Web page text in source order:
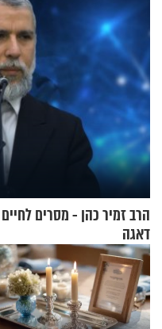
הרב זמיר כהן - מסרים
דאגה